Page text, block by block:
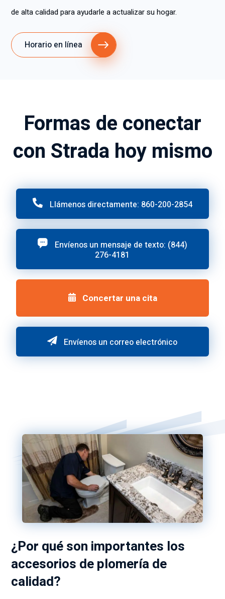
de alta calidad para ayudarle a actualizar su hogar.
Horario en línea
Formas de conectar
con Strada hoy mismo
Llámenos directamente: 860-200-2854
Envíenos un mensaje de texto: (844)
276-4181
Concertar una cita
Envíenos un correo electrónico
¿Por qué son importantes los
accesorios de plomería de
calidad?